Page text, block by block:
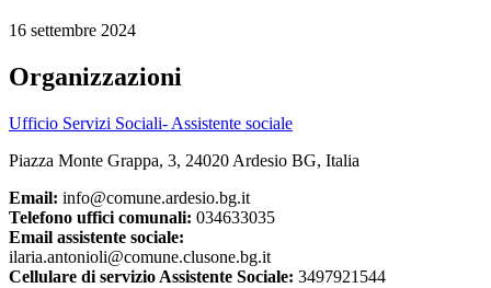
16 settembre 2024
Organizzazioni
Ufficio Servizi Sociali- Assistente sociale
Piazza Monte Grappa, 3, 24020 Ardesio BG, Italia
Email: info@comune.ardesio.bg.it
Telefono uffici comunali: 034633035
Email assistente sociale:
ilaria.antonioli@comune.clusone.bg.it
Cellulare di servizio Assistente Sociale: 3497921544